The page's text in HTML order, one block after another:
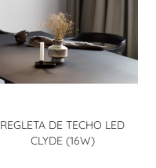
REGLETA DE TECHO LED
CLYDE (16W)